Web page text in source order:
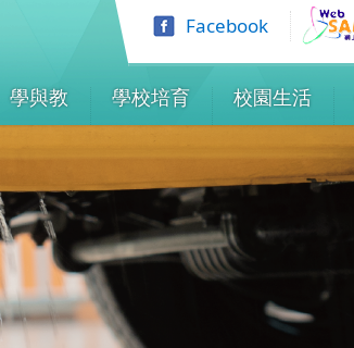
Facebook
學與教 學校培育 校園生活